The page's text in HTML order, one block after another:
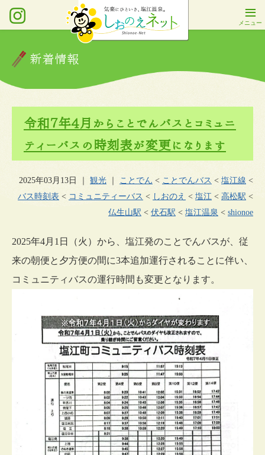
新着情報
令和7年4月からことでんバスとコミュニ
ティーバスの時刻表が変更になります
2025年03月13日 観光 ことでん < ことでんバス < 塩江線 <
バス時刻表 < コミュニティーバス < しおのえ < 塩江 < 高松駅 <
仏生山駅 < 伏石駅 < 塩江温泉 < shionoe
2025年4月1日（火）から、塩江発のことでんバスが、従
来の朝便と夕方便の間に3本追加運行されることに伴い、
コミュニティバスの運行時間も変更となります。